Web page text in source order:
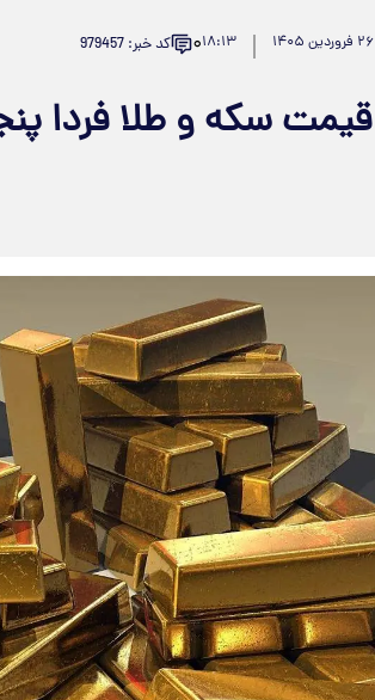
۲۶ فروردین ۱۴۰۵ ۱۸:۱۳۰ کد خبر: 979457